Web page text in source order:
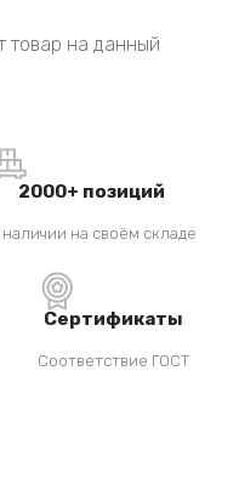
товар на данный
2000+ позиций
на своём складе
Сертификаты
Соответствие ГОСТ